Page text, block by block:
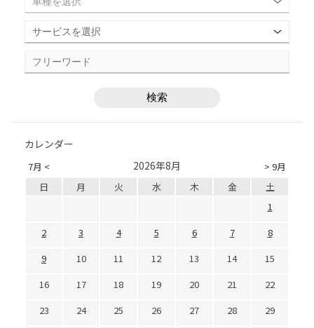
カレンダー
7月 < > 9月
2026年8月
日 月 火 水 木 金
土
1
2
3 4 5 6 7
8
9
10 11 12 13 14
15
16
17 18 19 20 21
22
23
24 25 26 27 28
29